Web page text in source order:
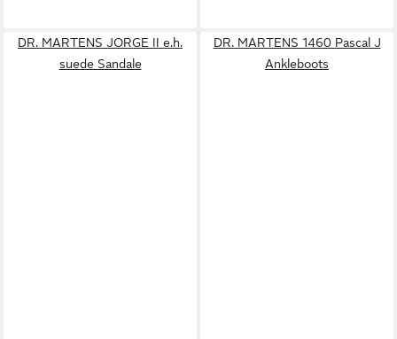
DR. MARTENS JORGE II e.h.
suede Sandale
DR. MARTENS 1460 Pascal J
Ankleboots